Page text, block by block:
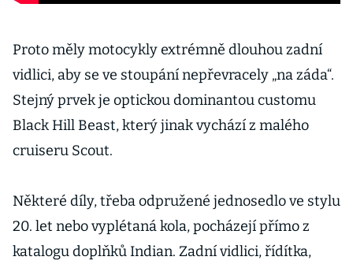
Proto měly motocykly extrémně dlouhou zadní
vidlici, aby se ve stoupání nepřevracely „na záda“.
Stejný prvek je optickou dominantou customu
Black Hill Beast, který jinak vychází z malého
cruiseru Scout.
Některé díly, třeba odpružené jednosedlo ve stylu
20. let nebo vyplétaná kola, pocházejí přímo z
katalogu doplňků Indian. Zadní vidlici, řídítka,